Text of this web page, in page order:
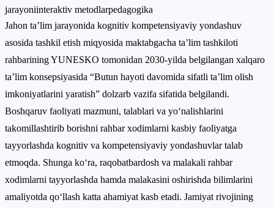
jarayoniinteraktiv metodlarpedagogika
Jahon ta’lim jarayonida kognitiv kompetensiyaviy yondashuv
asosida tashkil etish miqyosida maktabgacha ta’lim tashkiloti
rahbarining YUNESKO tomonidan 2030-yilda belgilangan xalqaro
ta’lim konsepsiyasida “Butun hayoti davomida sifatli ta’lim olish
imkoniyatlarini yaratish” dolzarb vazifa sifatida belgilandi.
Boshqaruv faoliyati mazmuni, talablari va yo‘nalishlarini
takomillashtirib borishni rahbar xodimlarni kasbiy faoliyatga
tayyorlashda kognitiv va kompetensiyaviy yondashuvlar talab
etmoqda. Shunga ko‘ra, raqobatbardosh va malakali rahbar
xodimlarni tayyorlashda hamda malakasini oshirishda bilimlarini
amaliyotda qo‘llash katta ahamiyat kasb etadi. Jamiyat rivojining